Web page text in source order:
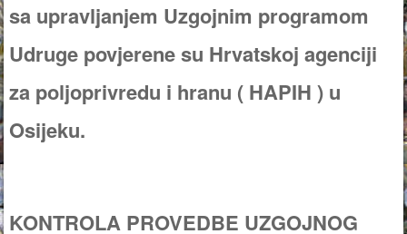
sa upravljanjem Uzgojnim programom
Udruge povjerene su Hrvatskoj agenciji
za poljoprivredu i hranu ( HAPIH ) u
Osijeku.
KONTROLA PROVEDBE UZGOJNOG